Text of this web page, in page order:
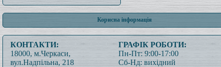
Корисна інформація
КОНТАКТИ:
18000, м.Черкаси,
вул.Надпільна, 218
ГРАФІК РОБОТИ:
Пн-Пт: 9:00-17:00
Сб-Нд: вихідний